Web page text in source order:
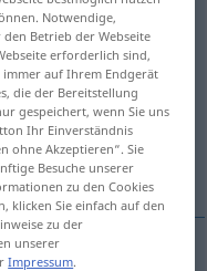
Notwendige,
Betrieb der Webseite
erforderlich sind,
auf Ihrem Endgerät
die der Bereitstellung
gespeichert, wenn Sie uns
Ihr Einverständnis
ohne Akzeptieren“. Sie
Besuche unserer
zu den Cookies
klicken Sie einfach auf den
zu der
unserer
Impressum.